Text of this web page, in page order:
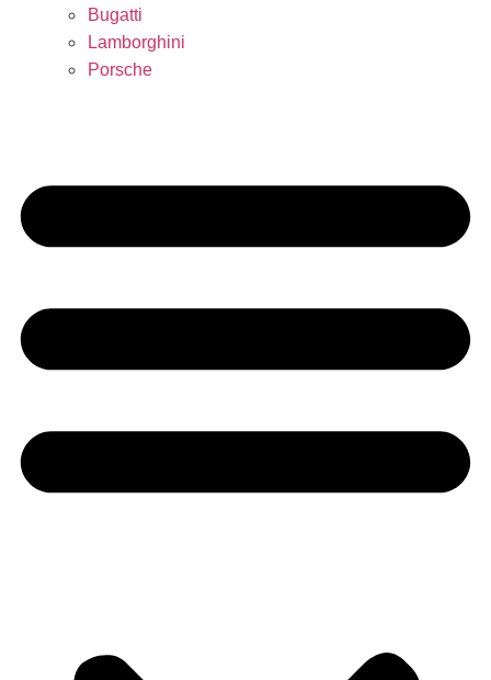
Bugatti
Lamborghini
Porsche